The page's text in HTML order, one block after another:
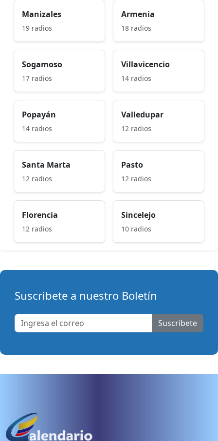
Manizales
19 radios
Armenia
18 radios
Sogamoso
17 radios
Villavicencio
14 radios
Popayán
14 radios
Valledupar
12 radios
Santa Marta
12 radios
Pasto
12 radios
Florencia
12 radios
Sincelejo
10 radios
Suscribete a nuestro Boletín
Suscribete